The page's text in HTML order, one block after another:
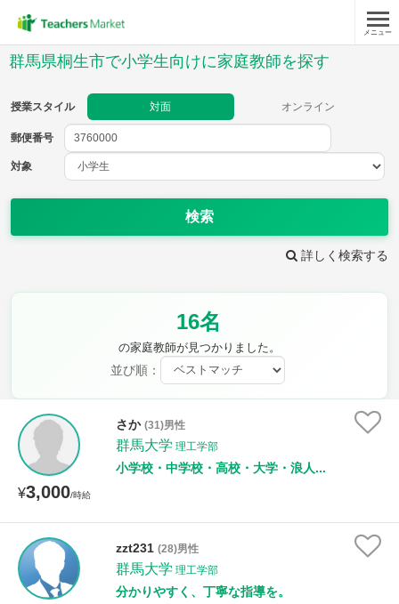
メニュー
群馬県桐生市で小学生向けに家庭教師を探す
授業スタイル 対面 オンライン
郵便番号
対象
検索
詳しく検索する
16名
の家庭教師が見つかりました。
並び順：
¥3,000/時給
さか (31)男性
群馬大学 理工学部
小学校・中学校・高校・大学・浪人...
zzt231 (28)男性
群馬大学 理工学部
分かりやすく、丁寧な指導を。
郵便番号
教科
理科
保健・体育 図画工作 書写
時給：¥1,000 ～ ¥10,000
授業可能日
土曜日 日曜日